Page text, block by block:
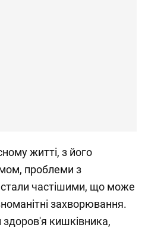
житті, з його
проблеми з
частішими, що може
захворювання.
кишківника,